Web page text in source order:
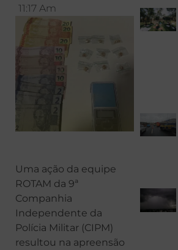
11:17 Am
Uma ação da equipe
ROTAM da 9ª
Companhia
Independente da
Polícia Militar (CIPM)
resultou na apreensão